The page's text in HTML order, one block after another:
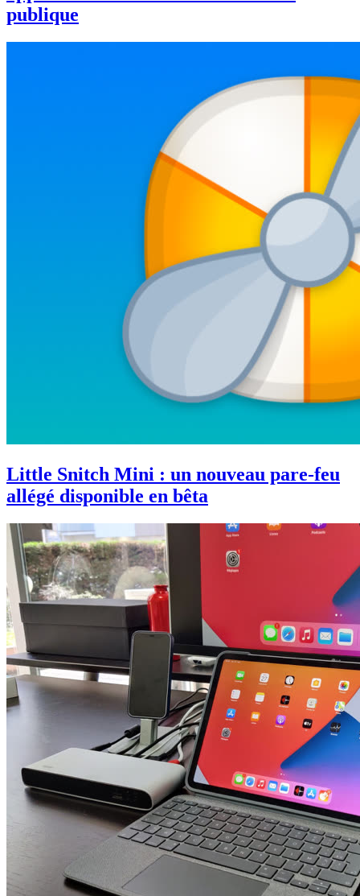
publique
Little Snitch Mini : un nouveau pare-feu
allégé disponible en bêta